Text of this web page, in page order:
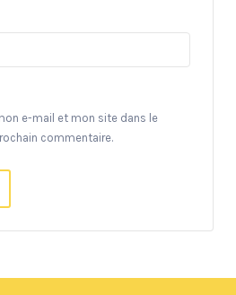
e-mail et mon site dans le
commentaire.